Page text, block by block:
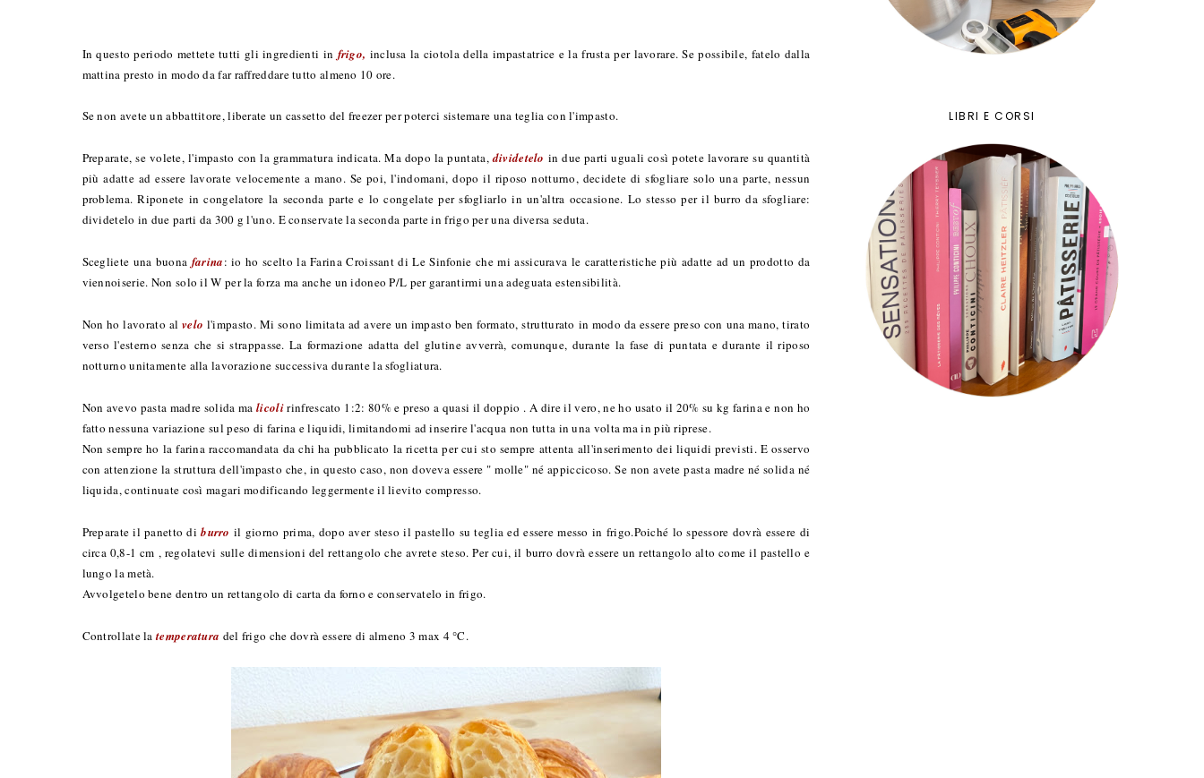
In questo periodo mettete tutti gli ingredienti in frigo, inclusa la ciotola della impastatrice e la frusta per lavorare. Se possibile, fatelo dalla
mattina presto in modo da far raffreddare tutto almeno 10 ore.
Se non avete un abbattitore, liberate un cassetto del freezer per poterci sistemare una teglia con l'impasto.
Preparate, se volete, l'impasto con la grammatura indicata. Ma dopo la puntata,dividetelo in due parti uguali così potete lavorare su quantità
più adatte ad essere lavorate velocemente a mano. Se poi, l'indomani, dopo il riposo notturno, decidete di sfogliare solo una parte, nessun
problema. Riponete in congelatore la seconda parte e lo congelate per sfogliarlo in un'altra occasione. Lo stesso per il burro da sfogliare:
dividetelo in due parti da 300 g l'uno. E conservate la seconda parte in frigo per una diversa seduta.
Scegliete una buona farina: io ho scelto la Farina Croissant di Le Sinfonie che mi assicurava le caratteristiche più adatte ad un prodotto da
viennoiserie. Non solo il W per la forza ma anche un idoneo P/L per garantirmi una adeguata estensibilità.
Non ho lavorato al velo l'impasto. Mi sono limitata ad avere un impasto ben formato, strutturato in modo da essere preso con una mano, tirato
verso l'esterno senza che si strappasse. La formazione adatta del glutine avverrà, comunque, durante la fase di puntata e durante il riposo
notturno unitamente alla lavorazione successiva durante la sfogliatura.
Non avevo pasta madre solida malicolirinfrescato 1:2: 80% e preso a quasi il doppio . A dire il vero, ne ho usato il 20% su kg farina e non ho
fatto nessuna variazione sul peso di farina e liquidi, limitandomi ad inserire l'acqua non tutta in una volta ma in più riprese.
Non sempre ho la farina raccomandata da chi ha pubblicato la ricetta per cui sto sempre attenta all'inserimento dei liquidi previsti. E osservo
con attenzione la struttura dell'impasto che, in questo caso, non doveva essere " molle" né appiccicoso. Se non avete pasta madre né solida né
liquida, continuate così magari modificando leggermente il lievito compresso.
Preparate il panetto diburro il giorno prima, dopo aver steso il pastello su teglia ed essere messo in frigo.Poiché lo spessore dovrà essere di
circa 0,8-1 cm , regolatevi sulle dimensioni del rettangolo che avrete steso. Per cui, il burro dovrà essere un rettangolo alto come il pastello e
lungo la metà.
Avvolgetelo bene dentro un rettangolo di carta da forno e conservatelo in frigo.
Controllate la temperatura del frigo che dovrà essere di almeno 3 max 4 °C.
LIBRI E CORSI